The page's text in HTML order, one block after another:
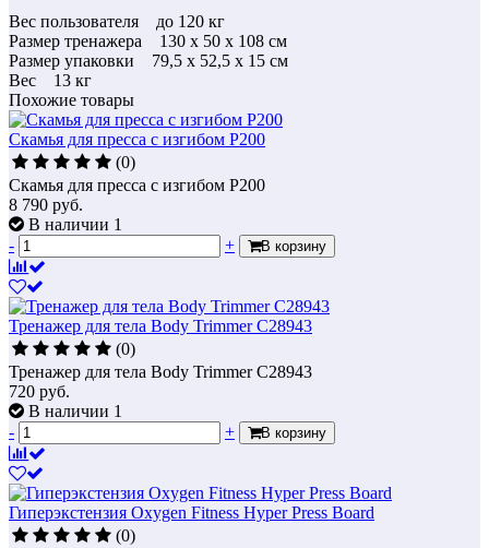
Вес пользователя до 120 кг
Размер тренажера 130 х 50 х 108 см
Размер упаковки 79,5 х 52,5 х 15 см
Вес 13 кг
Похожие товары
Скамья для пресса с изгибом P200
(0)
Скамья для пресса с изгибом P200
8 790 руб.
В наличии 1
-
+ В корзину
Тренажер для тела Body Trimmer C28943
(0)
Тренажер для тела Body Trimmer C28943
720 руб.
В наличии 1
-
+ В корзину
Гиперэкстензия Oxygen Fitness Hyper Press Board
(0)